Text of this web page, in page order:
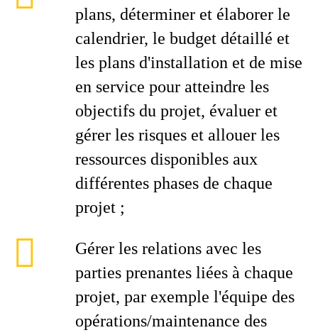
plans, déterminer et élaborer le
calendrier, le budget détaillé et
les plans d'installation et de mise
en service pour atteindre les
objectifs du projet, évaluer et
gérer les risques et allouer les
ressources disponibles aux
différentes phases de chaque
projet ;
Gérer les relations avec les
parties prenantes liées à chaque
projet, par exemple l'équipe des
opérations/maintenance des